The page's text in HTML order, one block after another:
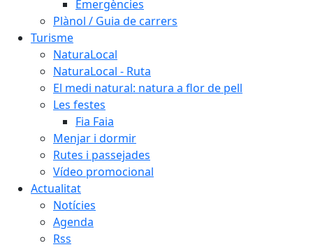
Emergències
Plànol / Guia de carrers
Turisme
NaturaLocal
NaturaLocal - Ruta
El medi natural: natura a flor de pell
Les festes
Fia Faia
Menjar i dormir
Rutes i passejades
Vídeo promocional
Actualitat
Notícies
Agenda
Rss